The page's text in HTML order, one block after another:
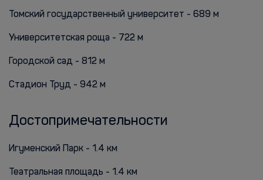
Томский государственный университет - 689 м
Университетская роща - 722 м
Городской сад - 812 м
Стадион Труд - 942 м
Достопримечательности
Игуменский Парк - 1.4 км
Театральная площадь - 1.4 км